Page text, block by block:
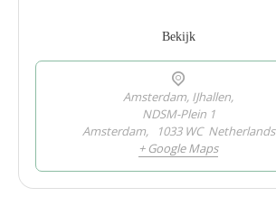
Bekijk
Amsterdam, IJhallen,
NDSM-Plein 1
Amsterdam, 1033 WC Netherlands
+ Google Maps